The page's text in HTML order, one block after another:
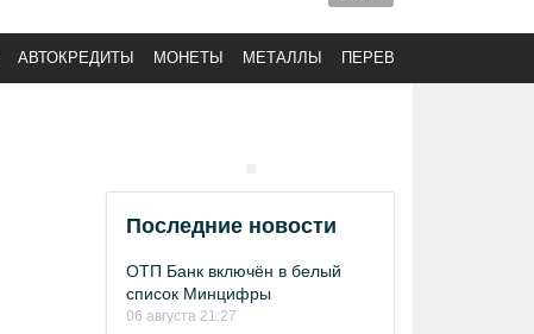
АВТОКРЕДИТЫ МОНЕТЫ МЕТАЛЛЫ ПЕРЕВОДЫ
Последние новости
ОТП Банк включён в белый
список Минцифры
06 августа 21:27